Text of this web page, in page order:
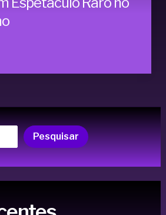
Pesquisar